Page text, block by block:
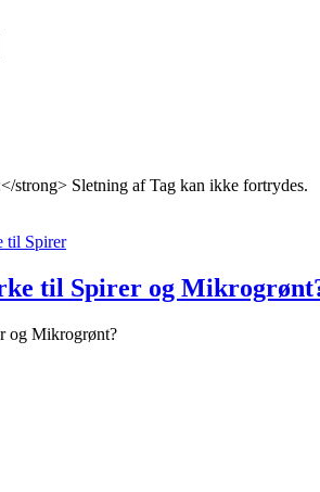
strong> Sletning af Tag kan ikke fortrydes.
til Spirer og
og Mikrogrønt?